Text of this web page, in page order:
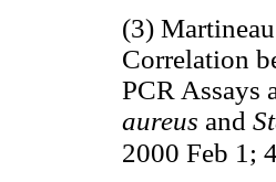
(3)
Correlation
PCR Assays
aureus and
2000 Feb 1;